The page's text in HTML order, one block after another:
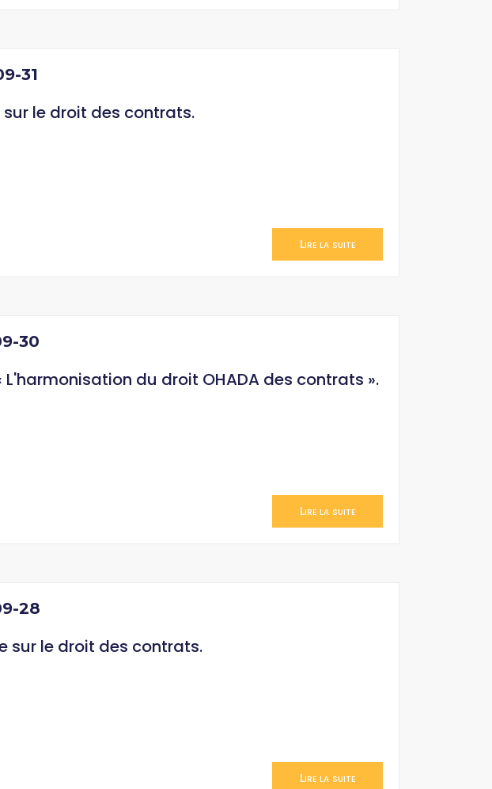
31
le droit des contrats.
Lire la suite
30
du droit OHADA des contrats ».
Lire la suite
28
sur le droit des contrats.
Lire la suite